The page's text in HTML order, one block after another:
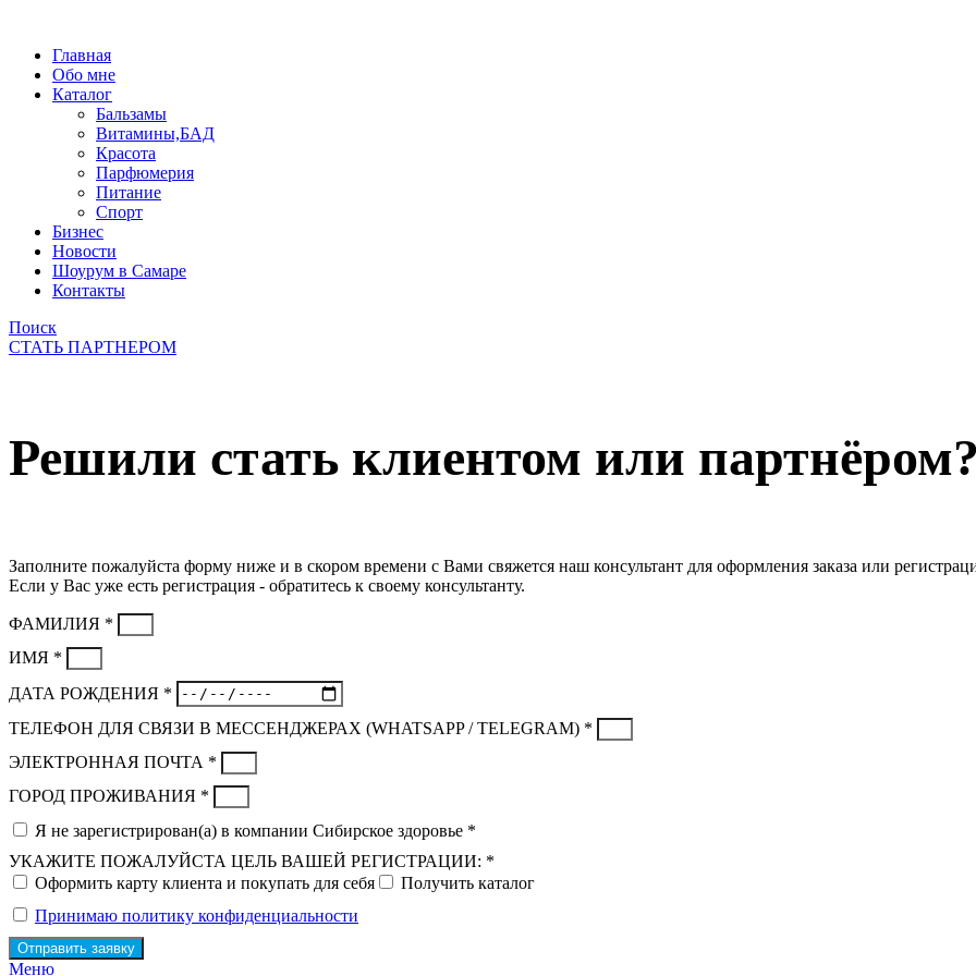
Главная
Обо мне
Каталог
Бальзамы
Витамины,БАД
Красота
Парфюмерия
Питание
Спорт
Бизнес
Новости
Шоурум в Самаре
Контакты
Поиск
СТАТЬ ПАРТНЕРОМ
Решили стать клиентом или
Заполните пожалуйста форму ниже и в скором времени с Вами свяжется наш консультант для оформления заказа или
Если у Вас уже есть регистрация - обратитесь к своему консультанту.
ФАМИЛИЯ *
ИМЯ *
ДАТА РОЖДЕНИЯ *
ТЕЛЕФОН ДЛЯ СВЯЗИ В МЕССЕНДЖЕРАХ (WHATSAPP / TELEGRAM) *
ЭЛЕКТРОННАЯ ПОЧТА *
ГОРОД ПРОЖИВАНИЯ *
Я не зарегистрирован(а) в компании Сибирское здоровье *
УКАЖИТЕ ПОЖАЛУЙСТА ЦЕЛЬ ВАШЕЙ РЕГИСТРАЦИИ: *
Оформить карту клиента и покупать для себя
Получить каталог
Принимаю политику конфиденциальности
Отправить заявку
Меню